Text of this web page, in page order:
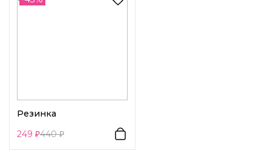
Узор/Принт:
Шахматная клетка
пару движений.
Резинка
249
440